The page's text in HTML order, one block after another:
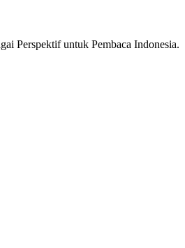
Perspektif untuk Pembaca Indonesia.